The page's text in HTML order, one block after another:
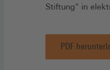
Stiftung" in
PDF